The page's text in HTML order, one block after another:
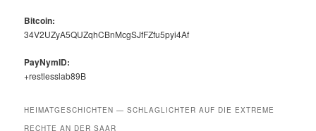
Bit­coin:
34V2UZyA5QUZqhCBnMcgSJfFZfu5pyi4Af
PayNymID:
+restlesslab89B
HEIMATGESCHICHTEN — SCHLAGLICHTER AUF DIE EXTREME
RECHTE AN DER SAAR